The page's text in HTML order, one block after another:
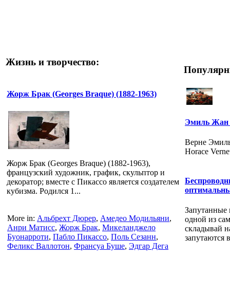
Жизнь и творчество:
Жорж Брак (Georges Braque) (1882-1963)
Жорж Брак (Georges Braque) (1882-1963),
французский художник, график, скульптор и
декоратор; вместе с Пикассо является создателем
кубизма. Родился 1...
More in: Альбрехт Дюрер, Амедео Модильяни,
Анри Матисс, Жорж Брак, Микеланджело
Буонарроти, Пабло Пикассо, Поль Сезанн,
Феликс Валлотон, Франсуа Буше, Эдгар Дега
Эмиль Жан
Верне
Horace
Запутанные
одной из
складывай
запутаются